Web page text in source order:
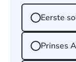
Eerste
Prinses